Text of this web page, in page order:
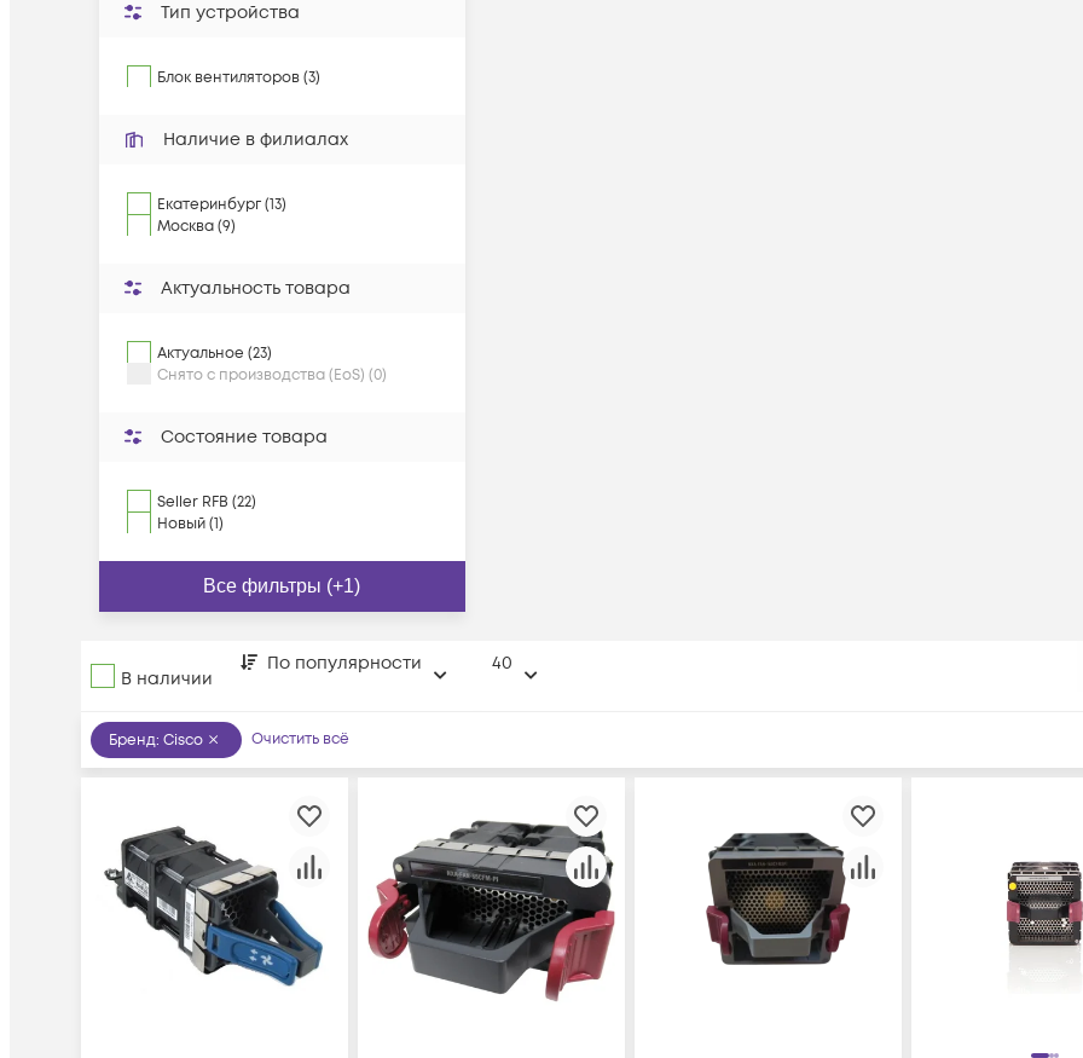
Тип устройства
Блок вентиляторов (3)
Наличие в филиалах
Екатеринбург (13)
Москва (9)
Актуальность товара
Актуальное (23)
Снято с производства (EoS) (0)
Состояние товара
Seller RFB (22)
Новый (1)
Все фильтры (+1)
В наличии
По популярности 40
Бренд: Cisco Очистить всё